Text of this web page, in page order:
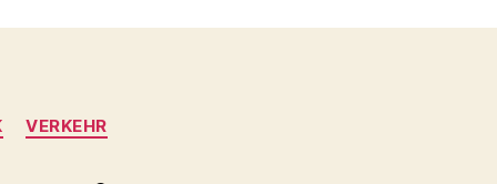
VERKEHR